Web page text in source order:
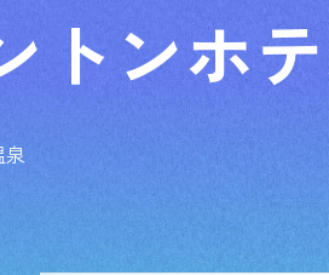
トンホ
泉